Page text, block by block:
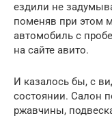
ездили не
поменяв при этом
автомобиль с
на сайте авито.
И казалось бы, с
состоянии. Салон
ржавчины,